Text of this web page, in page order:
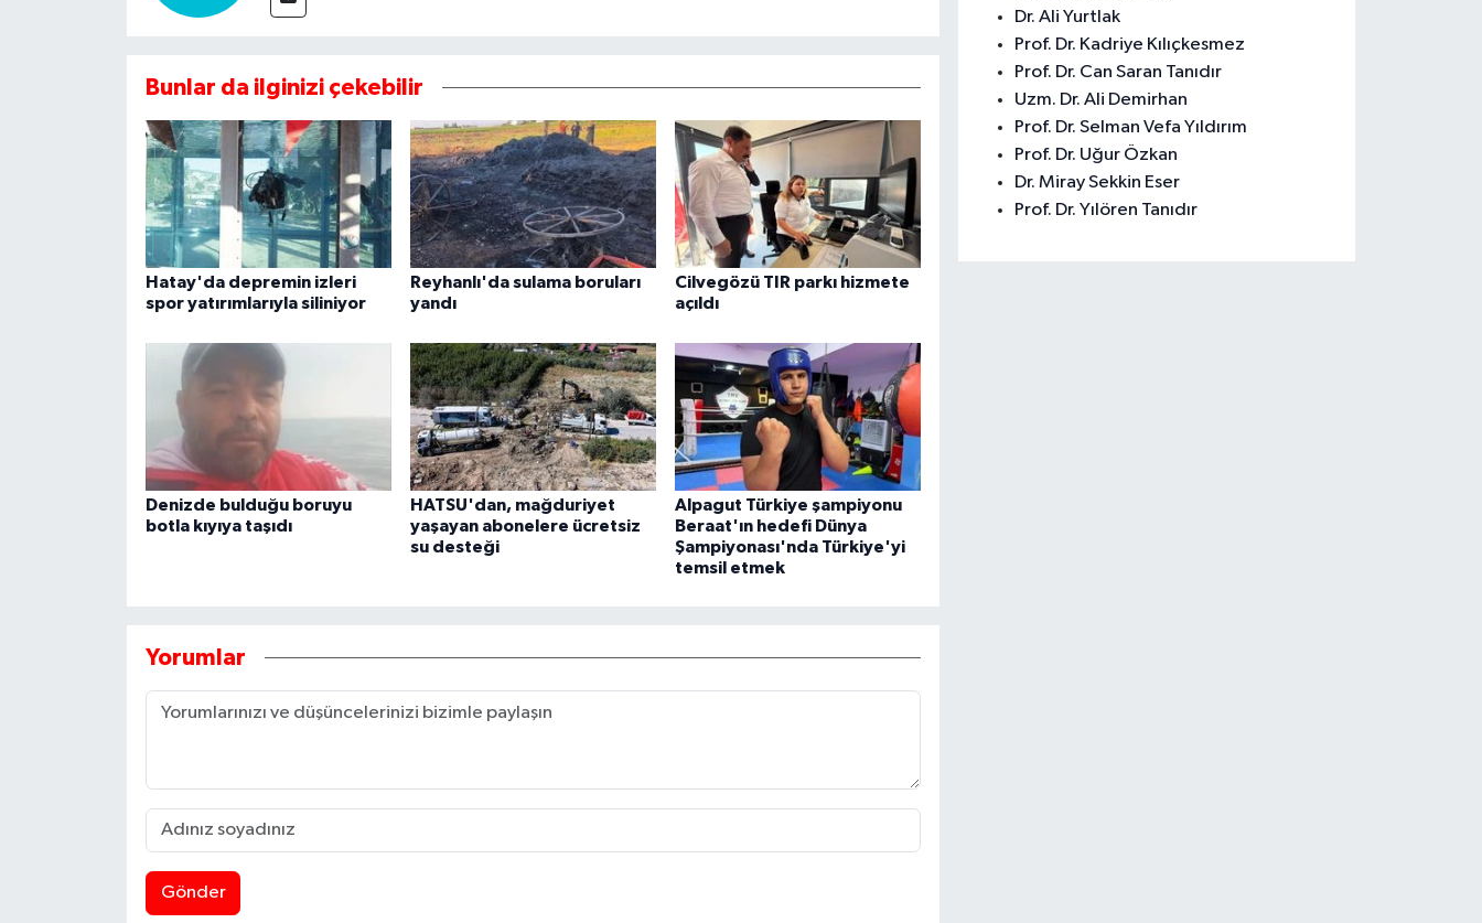
Bunlar da ilginizi çekebilir
Hatay'da depremin izleri
spor yatırımlarıyla siliniyor
Reyhanlı'da sulama boruları
yandı
Cilvegözü TIR parkı hizmete
açıldı
Denizde bulduğu boruyu
botla kıyıya taşıdı
HATSU'dan, mağduriyet
yaşayan abonelere ücretsiz
su desteği
Alpagut Türkiye şampiyonu
Beraat'ın hedefi Dünya
Şampiyonası'nda Türkiye'yi
temsil etmek
Yorumlar
Gönder
Dr. Ali Yurtlak
Prof. Dr. Kadriye Kılıçkesmez
Prof. Dr. Can Saran Tanıdır
Uzm. Dr. Ali Demirhan
Prof. Dr. Selman Vefa Yıldırım
Prof. Dr. Uğur Özkan
Dr. Miray Sekkin Eser
Prof. Dr. Yılören Tanıdır